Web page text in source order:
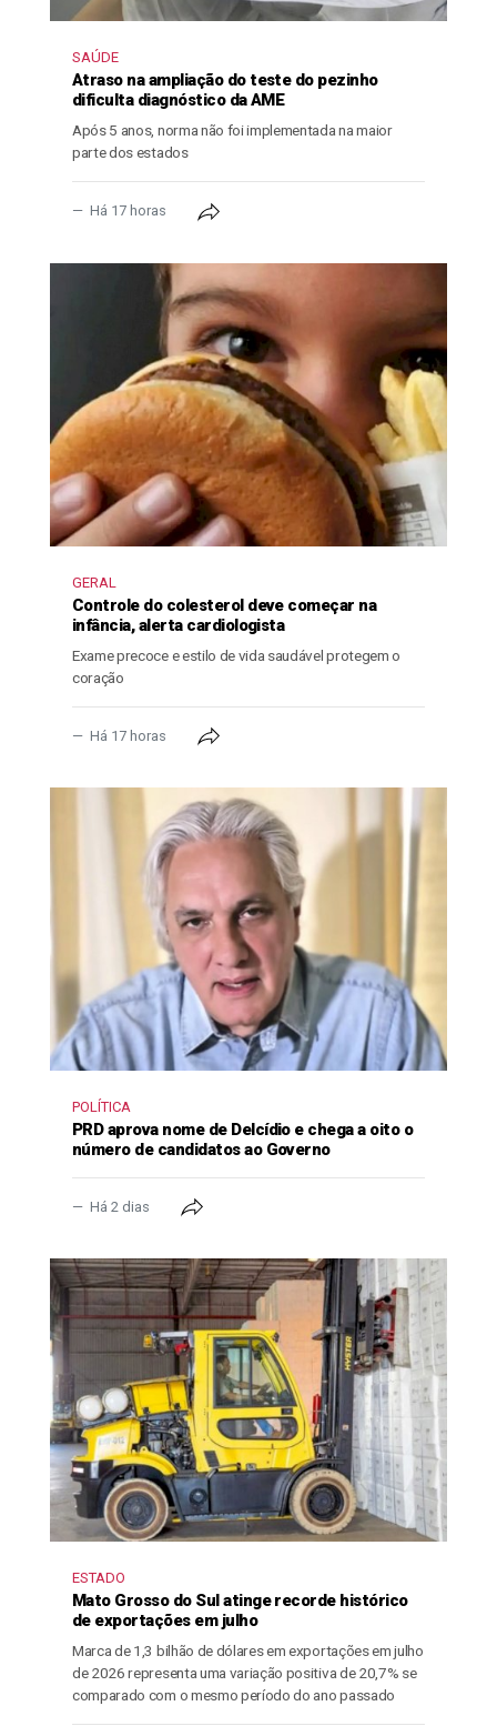
SAÚDE
Atraso na ampliação do teste do pezinho
dificulta diagnóstico da AME
Após 5 anos, norma não foi implementada na maior
parte dos estados
Há 17 horas
GERAL
Controle do colesterol deve começar na
infância, alerta cardiologista
Exame precoce e estilo de vida saudável protegem o
coração
Há 17 horas
POLÍTICA
PRD aprova nome de Delcídio e chega a oito o
número de candidatos ao Governo
Há 2 dias
ESTADO
Mato Grosso do Sul atinge recorde histórico
de exportações em julho
Marca de 1,3 bilhão de dólares em exportações em julho
de 2026 representa uma variação positiva de 20,7% se
comparado com o mesmo período do ano passado